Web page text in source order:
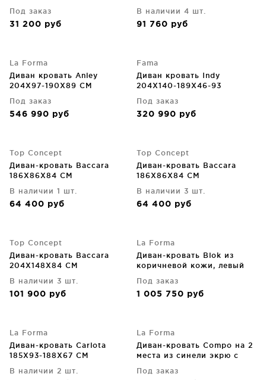
Под заказ
31 200 руб
114X215X80 CM
В наличии 4 шт.
91 760 руб
La Forma
Диван кровать Anley
204X97-190X89 CM
Под заказ
546 990 руб
Fama
Диван кровать Indy
204X140-189X46-93
Под заказ
320 990 руб
Top Concept
Диван-кровать Baccara
186X86X84 CM
В наличии 1 шт.
64 400 руб
Top Concept
Диван-кровать Baccara
186X86X84 CM
В наличии 3 шт.
64 400 руб
Top Concept
Диван-кровать Baccara
204X148X84 CM
В наличии 3 шт.
101 900 руб
La Forma
Диван-кровать Blok из
коричневой кожи, левый
Под заказ
1 005 750 руб
La Forma
Диван-кровать Carlota
185X93-188X67 CM
В наличии 2 шт.
La Forma
Диван-кровать Compo на 2
места из синели экрю с
каркасом 200 CM
Под заказ